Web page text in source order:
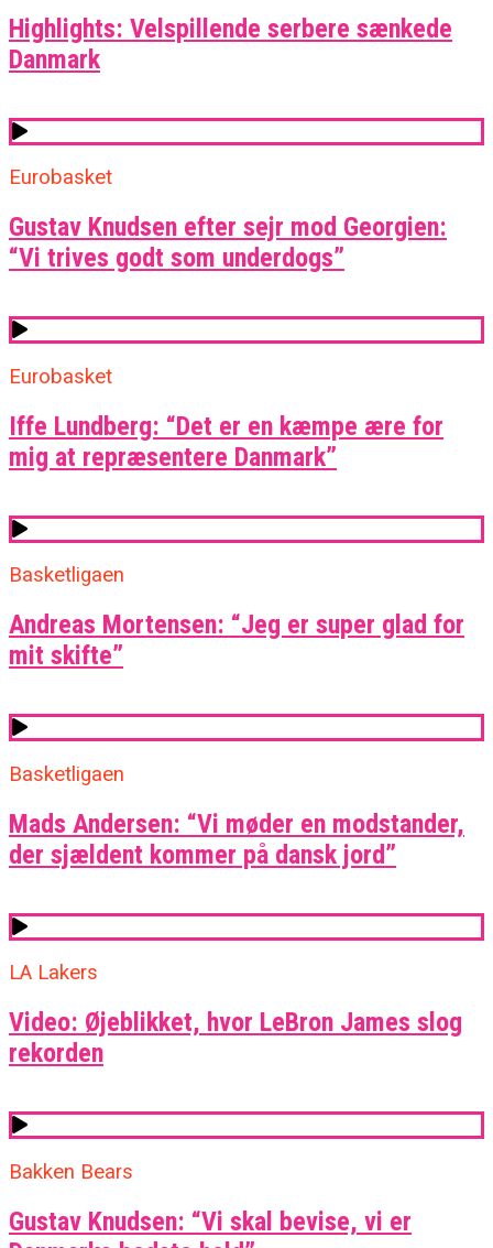
Highlights: Velspillende serbere sænkede
Danmark
Eurobasket
Gustav Knudsen efter sejr mod Georgien:
“Vi trives godt som underdogs”
Eurobasket
Iffe Lundberg: “Det er en kæmpe ære for
mig at repræsentere Danmark”
Basketligaen
Andreas Mortensen: “Jeg er super glad for
mit skifte”
Basketligaen
Mads Andersen: “Vi møder en modstander,
der sjældent kommer på dansk jord”
LA Lakers
Video: Øjeblikket, hvor LeBron James slog
rekorden
Bakken Bears
Gustav Knudsen: “Vi skal bevise, vi er